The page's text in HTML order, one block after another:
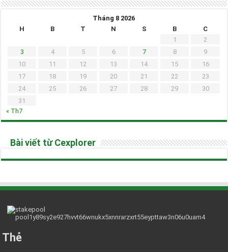
Tháng 8 2026
H
B T N S B
C
1
2
3
4 5 6 7 8
9
10
11 12 13 14 15
16
17
18 19 20 21 22
23
24
25 26 27 28 29
30
31
« Th7
Bài viết từ Cexplorer
Thẻ